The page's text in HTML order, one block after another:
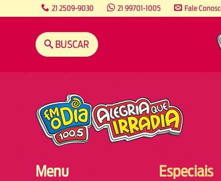
21 2509-9030 21 99701-1005 Fale
BUSCAR
Menu Especiais